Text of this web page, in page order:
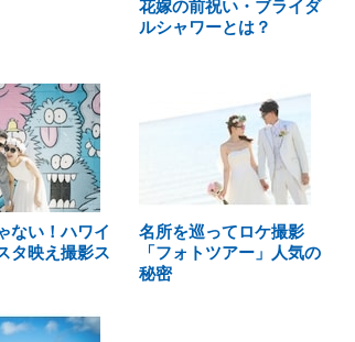
花嫁の前祝い・ブライダ
ルシャワーとは？
ない！ハワイ
タ映え撮影ス
名所を巡ってロケ撮影
「フォトツアー」人気の
秘密